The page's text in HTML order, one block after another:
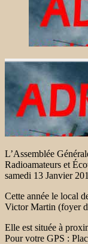
L’Assemblée
Radioamateurs et
samedi 13 Janvier
Cette année le local
Victor Martin (foyer
Elle est située à
Pour votre GPS :